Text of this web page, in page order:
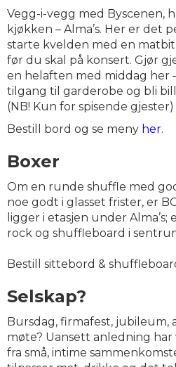
Vegg-i-vegg med Byscenen,
kjøkken – Alma’s. Her er det
starte kvelden med en
før du skal på konsert. Gjør
en helaften med middag her
tilgang til garderobe og bli
(NB! Kun for spisende gjester)
Bestill bord og se meny her.
Boxer
Om en runde shuffle med
noe godt i glasset frister, er
ligger i etasjen under
rock og shuffleboard i
Bestill sittebord &
Selskap?
Bursdag, firmafest, jubileum,
møte? Uansett anledning har
fra små, intime